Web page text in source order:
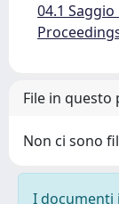
04.1
File in
Non ci sono
I documenti